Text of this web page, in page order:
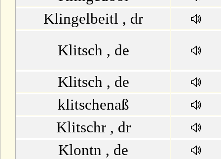
Klingelbeitl , dr
Klitsch , de
Klitsch , de
klitschenaß
Klitschr , dr
Klontn , de